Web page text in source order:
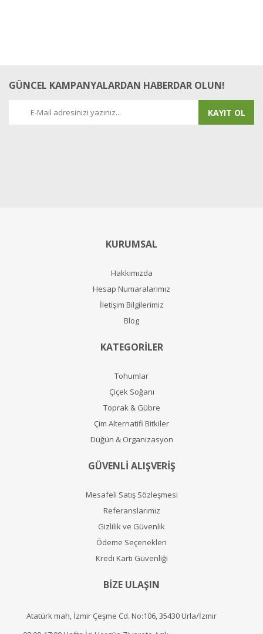
GÜNCEL KAMPANYALARDAN HABERDAR OLUN!
KAYIT OL
KURUMSAL
Hakkımızda
Hesap Numaralarımız
İletişim Bilgilerimiz
Blog
KATEGORİLER
Tohumlar
Çiçek Soğanı
Toprak & Gübre
Çim Alternatifi Bitkiler
Düğün & Organizasyon
GÜVENLİ ALIŞVERİŞ
Mesafeli Satış Sözleşmesi
Referanslarımız
Gizlilik ve Güvenlik
Ödeme Seçenekleri
Kredi Kartı Güvenliği
BİZE ULAŞIN
Atatürk mah, İzmir Çeşme Cd. No:106, 35430 Urla/İzmir